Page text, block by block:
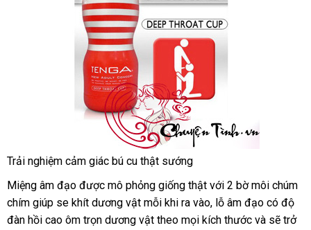
Âm
đạo
giả-
Cốc
Trải nghiệm cảm giác bú cu thật sướng
Miệng âm đạo tham
khảo
được mô phỏng giống thật vận
chuyển
với 2 bờ môi chúm
chím giúp se khít dương vật mỗi khi ra vàothanh
toán
, lỗ âm đạo có độ
đàn hồi cao ôm trọn dương vật theo mới
mọi kích thước Đức
và kho
sẽ trở